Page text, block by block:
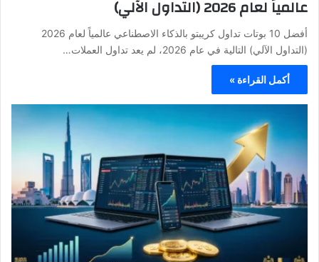
عالمياً لعام 2026 (التداول الآلي)
أفضل 10 بوتات تداول كريبتو بالذكاء الاصطناعي عالمياً لعام 2026
(التداول الآلي) التالية في عام 2026، لم يعد تداول العملات…
أكمل القراءة »